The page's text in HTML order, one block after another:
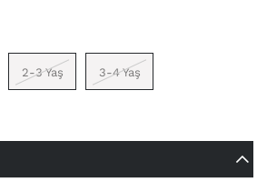
2-3 Yaş 3-4 Yaş